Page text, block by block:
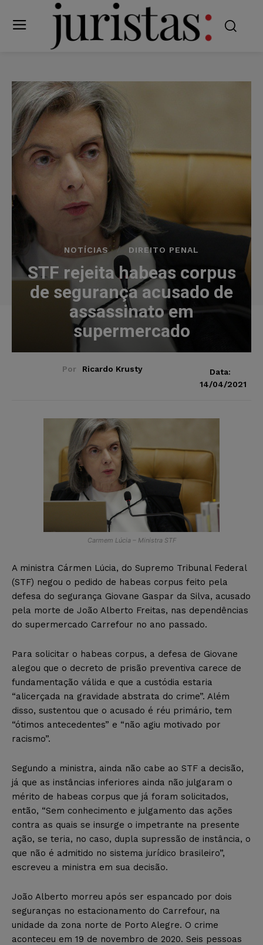
NOTÍCIAS DIREITO PENAL
STF rejeita habeas corpus
de segurança acusado de
assassinato em
supermercado
Por Ricardo Krusty
Data:
14/04/2021
Carmem Lúcia – Ministra STF
A ministra Cármen Lúcia, do Supremo Tribunal Federal
(STF) negou o pedido de habeas corpus feito pela
defesa do segurança Giovane Gaspar da Silva, acusado
pela morte de João Alberto Freitas, nas dependências
do supermercado Carrefour no ano passado.
Para solicitar o habeas corpus, a defesa de Giovane
alegou que o decreto de prisão preventiva carece de
fundamentação válida e que a custódia estaria
“alicerçada na gravidade abstrata do crime”. Além
disso, sustentou que o acusado é réu primário, tem
“ótimos antecedentes” e “não agiu motivado por
racismo”.
Segundo a ministra, ainda não cabe ao STF a decisão,
já que as instâncias inferiores ainda não julgaram o
mérito de habeas corpus que já foram solicitados,
então, “Sem conhecimento e julgamento das ações
contra as quais se insurge o impetrante na presente
ação, se teria, no caso, dupla supressão de instância, o
que não é admitido no sistema jurídico brasileiro”,
escreveu a ministra em sua decisão.
João Alberto morreu após ser espancado por dois
seguranças no estacionamento do Carrefour, na
unidade da zona norte de Porto Alegre. O crime
aconteceu em 19 de novembro de 2020. Seis pessoas